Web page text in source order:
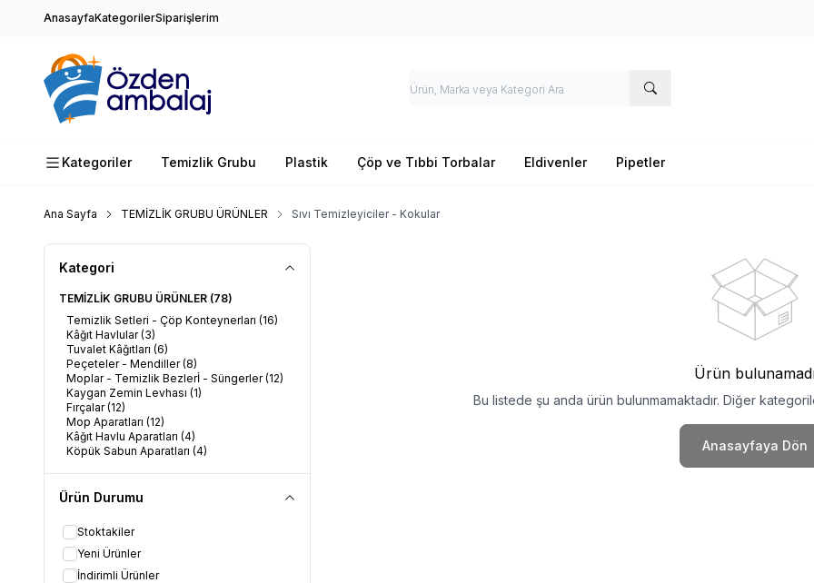
AnasayfaKategorilerSiparişlerim
Kategoriler Temizlik Grubu Plastik Çöp ve Tıbbi Torbalar Eldivenler Pipetler
Ana Sayfa TEMİZLİK GRUBU ÜRÜNLER Sıvı Temizleyiciler - Kokular
Kategori
TEMİZLİK GRUBU ÜRÜNLER (78)
Temizlik Setleri - Çöp Konteynerları (16)
Kâğıt Havlular(3)
Tuvalet Kâğıtları (6)
Peçeteler - Mendiller(8)
Moplar - Temizlik Bezlerİ - Süngerler(12)
Kaygan Zemin Levhası (1)
Fırçalar(12)
Mop Aparatları (12)
Kâğıt Havlu Aparatları (4)
Köpük Sabun Aparatları (4)
Ürün Durumu
Stoktakiler
Yeni Ürünler
İndirimli Ürünler
Ürün
Bu listede şu anda ürün bulunmamaktadır. Diğer
Anasayfaya Dön